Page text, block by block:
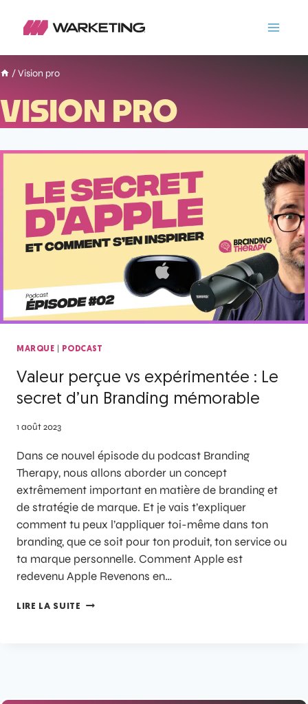
/ Vision pro
VISION PRO
MARQUE | PODCAST
Valeur perçue vs expérimentée : Le
secret d’un Branding mémorable
1 août 2023
Dans ce nouvel épisode du podcast Branding
Therapy, nous allons aborder un concept
extrêmement important en matière de branding et
de stratégie de marque. Et je vais t’expliquer
comment tu peux l’appliquer toi-même dans ton
branding, que ce soit pour ton produit, ton service ou
ta marque personnelle. Comment Apple est
redevenu Apple Revenons en…
LIRE LA SUITE